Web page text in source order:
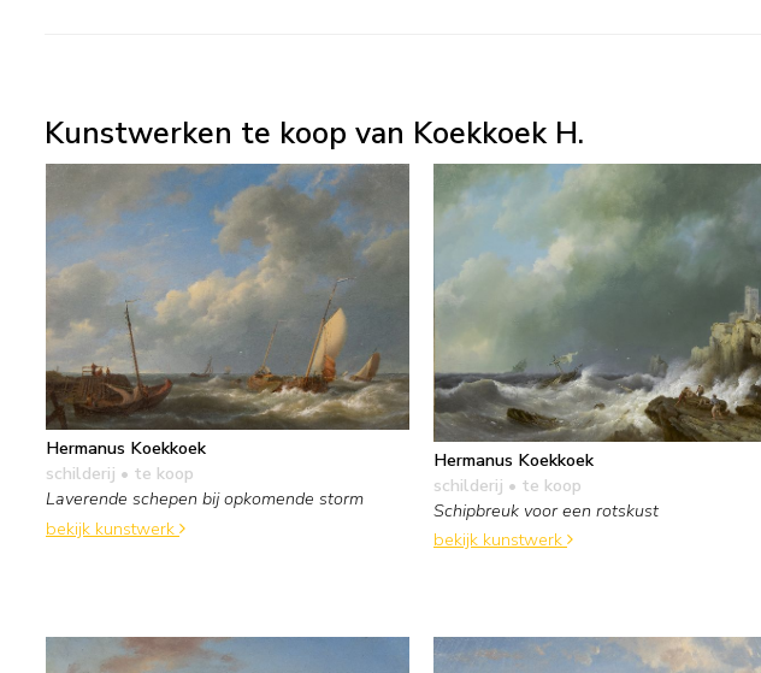
Kunstwerken te koop van Koekkoek H.
Hermanus Koekkoek
schilderij • te koop
Laverende schepen bij opkomende storm
bekijk kunstwerk
Hermanus Koekkoek
schilderij • te koop
Schipbreuk voor een rotskust
bekijk kunstwerk